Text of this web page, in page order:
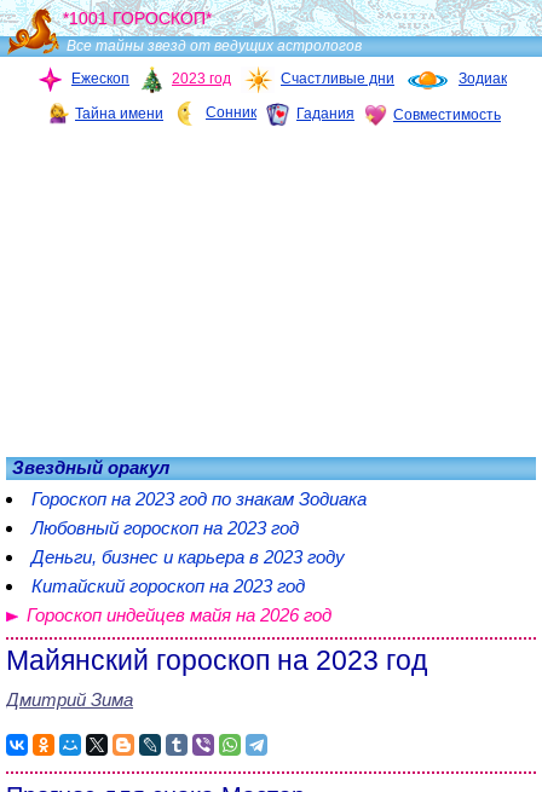
*1001 ГОРОСКОП*
Все тайны звезд от ведущих астрологов
Ежескоп
2023 год Счастливые дни Зодиак
Тайна имени Сонник Гадания Совместимость
Звездный оракул
Гороскоп на 2023 год по знакам Зодиака
Любовный гороскоп на 2023 год
Деньги, бизнес и карьера в 2023 году
Китайский гороскоп на 2023 год
Гороскоп индейцев майя на 2026 год
Майянский гороскоп на 2023 год
Дмитрий Зима